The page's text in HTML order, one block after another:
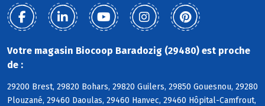
Votre magasin Biocoop Baradozig (29480) est proche
de :
29200 Brest, 29820 Bohars, 29820 Guilers, 29850 Gouesnou, 29280
Plouzané, 29460 Daoulas, 29460 Hanvec, 29460 Hôpital-Camfrout,